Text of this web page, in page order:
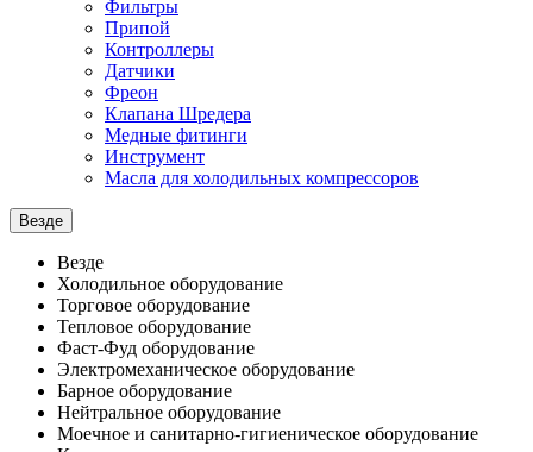
Фильтры
Припой
Контроллеры
Датчики
Фреон
Клапана Шредера
Медные фитинги
Инструмент
Масла для холодильных компрессоров
Везде
Везде
Холодильное оборудование
Торговое оборудование
Тепловое оборудование
Фаст-Фуд оборудование
Электромеханическое оборудование
Барное оборудование
Нейтральное оборудование
Моечное и санитарно-гигиеническое оборудование